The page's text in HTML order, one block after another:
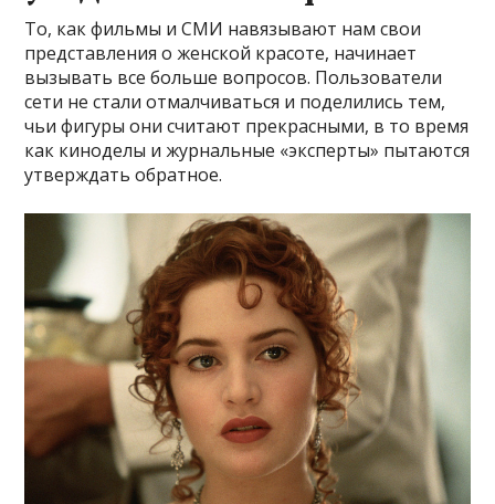
То, как фильмы и СМИ навязывают нам свои
представления о женской красоте, начинает
вызывать все больше вопросов. Пользователи
сети не стали отмалчиваться и поделились тем,
чьи фигуры они считают прекрасными, в то время
как киноделы и журнальные «эксперты» пытаются
утверждать обратное.